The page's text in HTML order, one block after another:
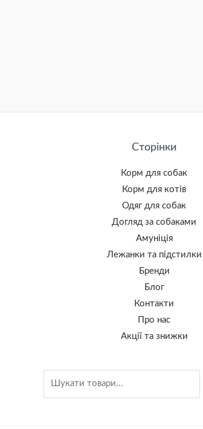
Сторінки
Корм для собак
Корм для котів
Одяг для собак
Догляд за собаками
Амуніція
Лежанки та підстилки
Бренди
Блог
Контакти
Про нас
Акції та знижки